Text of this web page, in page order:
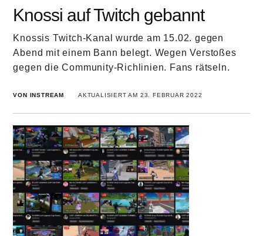
Knossi auf Twitch gebannt
Knossis Twitch-Kanal wurde am 15.02. gegen
Abend mit einem Bann belegt. Wegen Verstoßes
gegen die Community-Richlinien. Fans rätseln.
VON INSTREAM AKTUALISIERT AM 23. FEBRUAR 2022